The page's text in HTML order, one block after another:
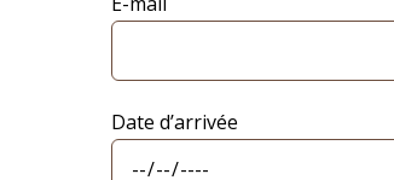
Date d’arrivée